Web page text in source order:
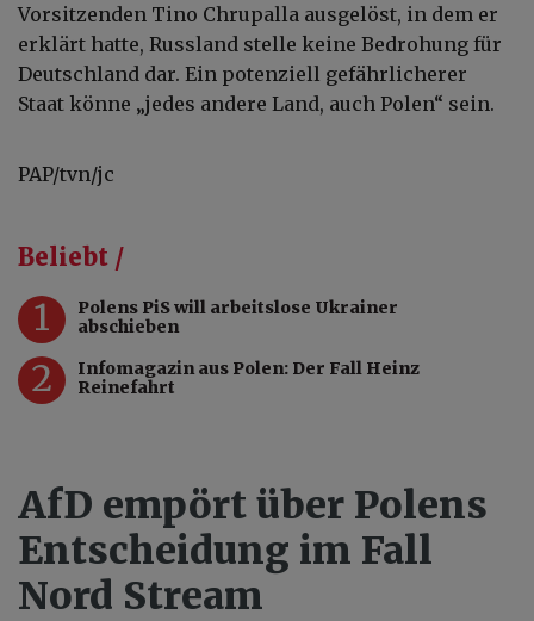
Vorsitzenden Tino Chrupalla ausgelöst, in dem er
erklärt hatte, Russland stelle keine Bedrohung für
Deutschland dar. Ein potenziell gefährlicherer
Staat könne „jedes andere Land, auch Polen“ sein.
PAP/tvn/jc
Beliebt /
1
Polens PiS will arbeitslose Ukrainer
abschieben
2
Infomagazin aus Polen: Der Fall Heinz
Reinefahrt
AfD empört über Polens
Entscheidung im Fall
Nord Stream